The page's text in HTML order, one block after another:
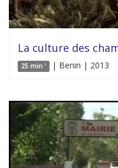
La culture des
25 min ' | Benin | 2013